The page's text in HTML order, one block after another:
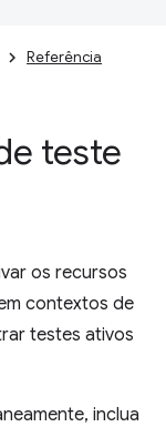
Referência
teste
os recursos
contextos de
testes ativos
inclua